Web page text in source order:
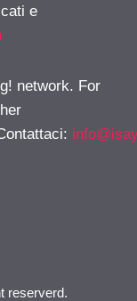
e
network. For
:
reserverd.